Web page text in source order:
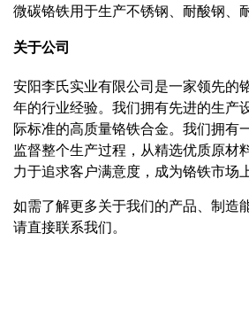
微碳铬铁用于生产不锈钢、耐酸钢、
关于公司
安阳李氏实业有限公司是一家领先的
年的行业经验。我们拥有先进的生产
际标准的高质量铬铁合金。我们拥有
监督整个生产过程，从精选优质原材
力于追求客户满意度，成为铬铁市场
如需了解更多关于我们的产品、制造
请直接联系我们。